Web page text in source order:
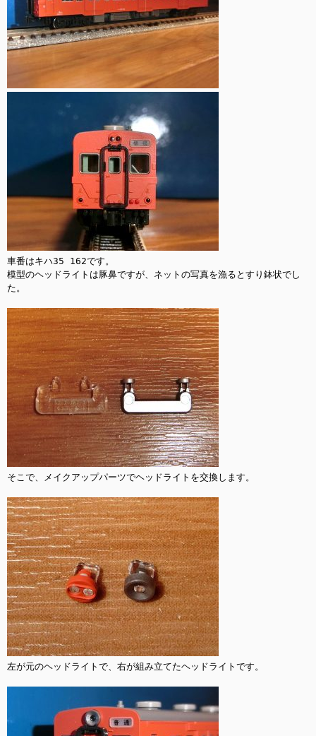
車番はキハ35 162です。
模型のヘッドライトは豚鼻ですが、ネットの写真を漁るとすり鉢状でし
た。
そこで、メイクアップパーツでヘッドライトを交換します。
左が元のヘッドライトで、右が組み立てたヘッドライトです。